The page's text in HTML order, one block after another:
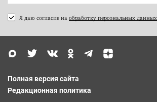
Я даю согласие на обработку персональных данных
Полная версия сайта
Редакционная политика